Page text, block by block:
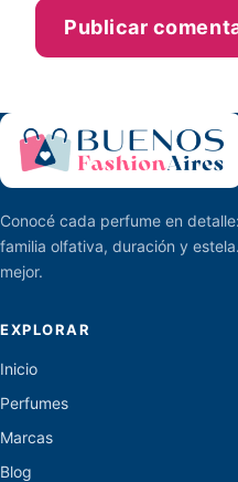
Conocé cada perfume en
familia olfativa, duración y
mejor.
EXPLORAR
Inicio
Perfumes
Marcas
Blog